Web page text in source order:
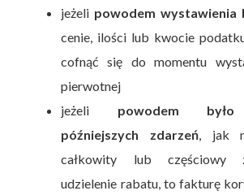
jeżeli powodem wystawienia
cenie, ilości lub kwocie
cofnąć się do momentu
pierwotnej
jeżeli powodem było
późniejszych zdarzeń , jak
całkowity lub częściowy
udzielenie rabatu, to fakturę